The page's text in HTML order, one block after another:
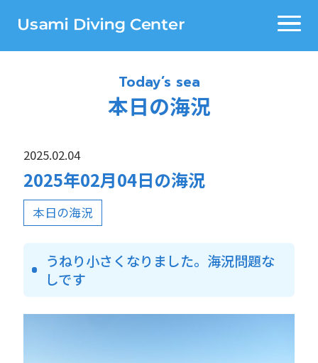
Today’s sea
本日の海況
2025.02.04
2025年02月04日の海況
本日の海況
うねり小さくなりました。海況問題な
しです